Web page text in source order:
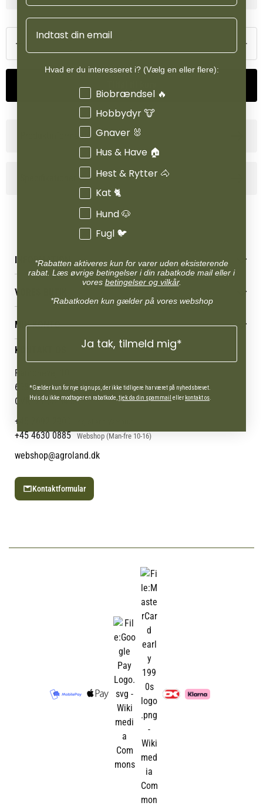
den højeste kvalitet.
Produktinformation
INFORMATION
Betingelser & vilkår
Reklamations- & fortrydelsesret
Levering & afhentning
Følg din bestilling
Persondatapolitik
Cookies
Returportal
VORES BUTIK
Job
Mærker
Om os
Om Vestjyllands Andel
Blog
Ofte stillede spørgsmål
MIN KONTO
Administrer min konto
Min Konto
KONTAKT OS
Pantonevej 10
6580 Vamdrup
CVR: 21 38 54 84
+45 7692 2900
+45 4630 0885 Webshop (Man-fre 10-16)
webshop@agroland.dk
Kontaktformular
Email
Hvad er du interesseret i? (Vælg en eller flere):
Interesser
Biobrændsel 🔥
Hobbydyr 🐮
Gnaver 🐰
Hus & Have 🏠
Hest & Rytter 🐴
Kat 🐈
Hund 🐶
Fugl 🐦
*Rabatten aktiveres kun for varer uden eksisterende
rabat. Læs øvrige betingelser i din rabatkode mail eller i
vores betingelser og vilkår.
*Rabatkoden kun gælder på vores webshop
Ja tak, tilmeld mig*
*Gælder kun for nye signups, der ikke tidligere har været på nyhedsbrevet.
Hvis du ikke modtager en rabatkode, tjek da din spammail ellerkontakt os